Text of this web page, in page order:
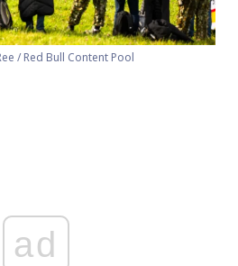
/ Red Bull Content Pool
ad